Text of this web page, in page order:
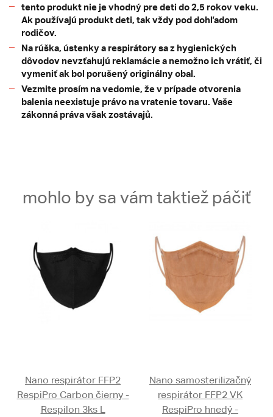
tento produkt nie je vhodný pre deti do 2,5 rokov veku.
Ak používajú produkt deti, tak vždy pod dohľadom
rodičov.
Na rúška, ústenky a respirátory sa z hygienických
dôvodov nevzťahujú reklamácie a nemožno ich vrátiť, či
vymeniť ak bol porušený originálny obal.
Vezmite prosím na vedomie, že v prípade otvorenia
balenia neexistuje právo na vratenie tovaru. Vaše
zákonná práva však zostávajů.
mohlo by sa vám taktiež páčiť
Nano respirátor FFP2
RespiPro Carbon čierny -
Respilon 3ks L
Nano samosterilizačný
respirátor FFP2 VK
RespiPro hnedý -